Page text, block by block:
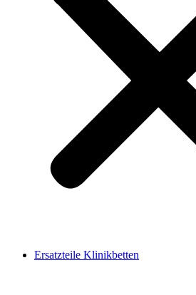
Ersatzteile Klinikbetten